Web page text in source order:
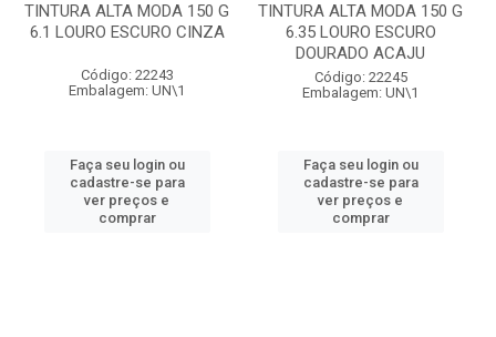
TINTURA ALTA MODA 150 G
6.1 LOURO ESCURO CINZA
Código: 22243
Embalagem: UN\1
Faça seu login ou
cadastre-se para
ver preços e
comprar
TINTURA ALTA MODA 150 G
6.35 LOURO ESCURO
DOURADO ACAJU
Código: 22245
Embalagem: UN\1
Faça seu login ou
cadastre-se para
ver preços e
comprar